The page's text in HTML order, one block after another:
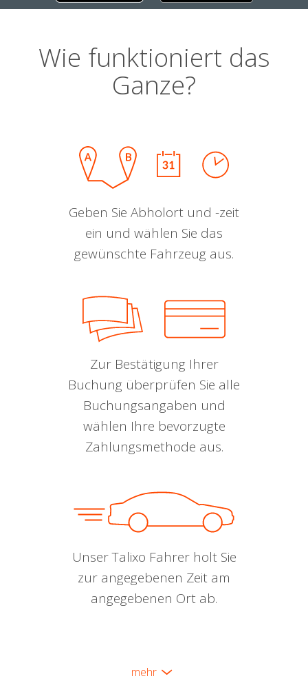
Wie funktioniert das
Ganze?
Geben Sie Abholort und -zeit
ein und wählen Sie das
gewünschte Fahrzeug aus.
Zur Bestätigung Ihrer
Buchung überprüfen Sie alle
Buchungsangaben und
wählen Ihre bevorzugte
Zahlungsmethode aus.
Unser Talixo Fahrer holt Sie
zur angegebenen Zeit am
angegebenen Ort ab.
mehr